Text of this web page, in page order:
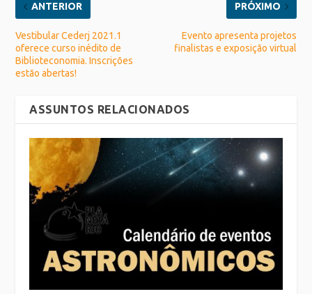
ANTERIOR
Vestibular Cederj 2021.1
oferece curso inédito de
Biblioteconomia. Inscrições
estão abertas!
PRÓXIMO
Evento apresenta projetos
finalistas e exposição virtual
ASSUNTOS RELACIONADOS